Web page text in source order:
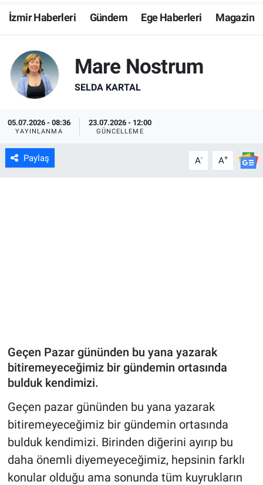
İzmir Haberleri Gündem Ege Haberleri Magazin
Mare Nostrum
SELDA KARTAL
05.07.2026 - 08:36
YAYINLANMA
23.07.2026 - 12:00
GÜNCELLEME
Paylaş A- A+
Geçen Pazar gününden bu yana yazarak
bitiremeyeceğimiz bir gündemin ortasında
bulduk kendimizi.
Geçen pazar gününden bu yana yazarak
bitiremeyeceğimiz bir gündemin ortasında
bulduk kendimizi. Birinden diğerini ayırıp bu
daha önemli diyemeyeceğimiz, hepsinin farklı
konular olduğu ama sonunda tüm kuyrukların
Resmi İlanlar
Resmi Reklam
YAŞAM